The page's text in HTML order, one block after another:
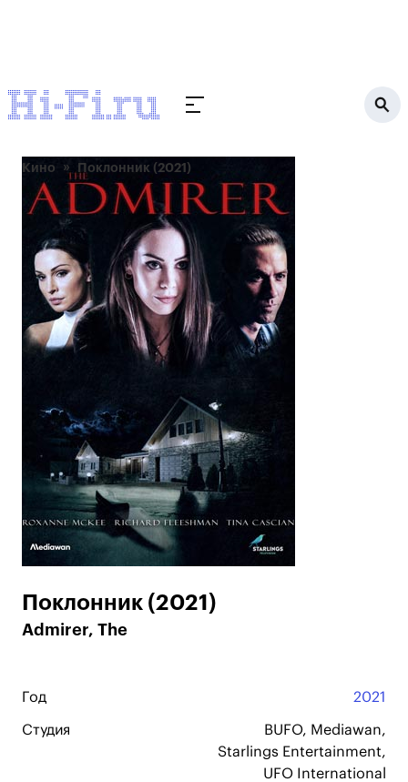
Кино Поклонник (2021)
Поклонник (2021)
Admirer, The
Год 2021
Студия
BUFO, Mediawan,
Starlings Entertainment,
UFO International